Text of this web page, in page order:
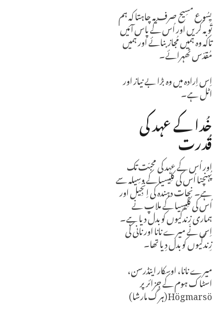
یِسُوع مسِیح صرف یہ چاہتا کہ ہم
تَوبہ کریں اور اُس کے پاس آئیں
تاکہ وہ ہمیں مُجاز بنائے اور ہمیں
مُقدّس ٹھہرائے۔
اِس اِرادہ میں وہ بڑا بے نیاز اور
اٹل ہے۔
خُدا کے عہد کی
قُدرت
اور اُس کے عہد کی محبّت تک
پُہنچنا اُس کی کلِیسیا کے وسِیلہ سے
ہے۔ نجات دہندہ کی اِنجِیل اور
اُس کی کلِیسیا کے ملاپ نے
ہماری زِندگیوں کو بدل دیا ہے۔
اِس نے میرے نانا اور نانی کی
زِندگیوں کو بدل دِیا تھا۔
میرے نانا، اوسکار اینڈرسن،
اسٹاک ہوم کے جزائر پر
Högmarsö (ہرگ مارشا)